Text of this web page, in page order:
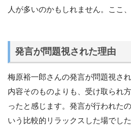
人が多いのかもしれません。ここ
発言が問題視された理由
梅原裕一郎さんの発言が問題視さ
内容そのものよりも、受け取られ
ったと感じます。発言が行われた
いう比較的リラックスした場でし